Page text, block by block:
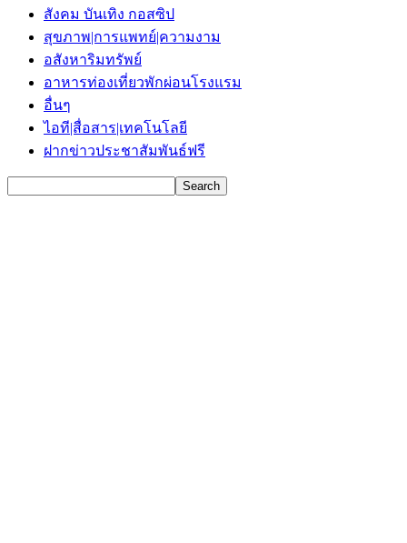
สังคม บันเทิง กอสซิป
สุขภาพ|การแพทย์|ความงาม
อสังหาริมทรัพย์
อาหารท่องเที่ยวพักผ่อนโรงแรม
อื่นๆ
ไอที|สื่อสาร|เทคโนโลยี
ฝากข่าวประชาสัมพันธ์ฟรี